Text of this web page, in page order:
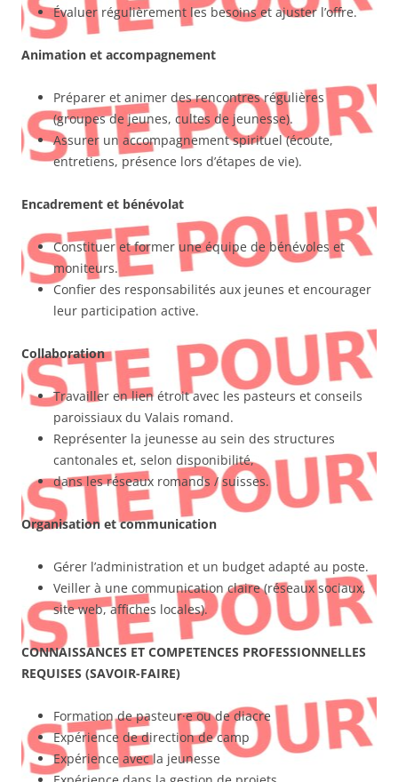
Évaluer régulièrement les besoins et ajuster l’offre.
Animation et accompagnement
Préparer et animer des rencontres régulières
(groupes de jeunes, cultes de jeunesse).
Assurer un accompagnement spirituel (écoute,
entretiens, présence lors d’étapes de vie).
Encadrement et bénévolat
Constituer et former une équipe de bénévoles et
moniteurs.
Confier des responsabilités aux jeunes et encourager
leur participation active.
Collaboration
Travailler en lien étroit avec les pasteurs et conseils
paroissiaux du Valais romand.
Représenter la jeunesse au sein des structures
cantonales et, selon disponibilité,
dans les réseaux romands / suisses.
Organisation et communication
Gérer l’administration et un budget adapté au poste.
Veiller à une communication claire (réseaux sociaux,
site web, affiches locales).
CONNAISSANCES ET COMPETENCES PROFESSIONNELLES
REQUISES (SAVOIR-FAIRE)
Formation de pasteur·e ou de diacre
Expérience de direction de camp
Expérience avec la jeunesse